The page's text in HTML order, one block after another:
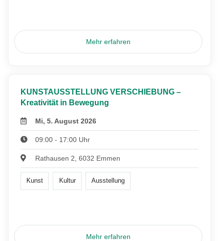
Mehr erfahren
KUNSTAUSSTELLUNG VERSCHIEBUNG –
Kreativität in Bewegung
Mi, 5. August 2026
09:00 - 17:00 Uhr
Rathausen 2, 6032 Emmen
Kunst Kultur Ausstellung
Mehr erfahren